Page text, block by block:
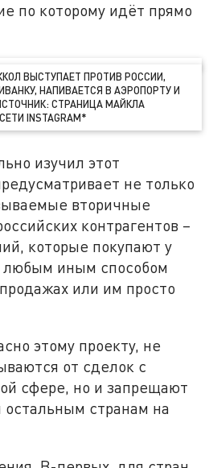
по которому идёт прямо
ВЫСТУПАЕТ ПРОТИВ РОССИИ,
НАПИВАЕТСЯ В АЭРОПОРТУ И
СТРАНИЦА МАЙКЛА
INSTAGRAM*
изучил этот
не только
вторичные
контрагентов –
которые покупают у
иным способом
или им просто
этому проекту, не
от сделок с
сфере, но и запрещают
странам на